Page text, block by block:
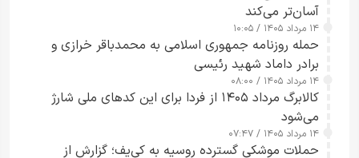
آسان‌تر می‌کند
۱۴ مرداد ۱۴۰۵ / ۱۰:۰۵
حمله روزنامه جمهوری اسلامی به محمدباقر خرازی و
برادر داماد شهید رئیسی
۱۴ مرداد ۱۴۰۵ / ۰۸:۰۰
کالابرگ مرداد ۱۴۰۵ از فردا برای این کدهای ملی شارژ
می‌شود
۱۴ مرداد ۱۴۰۵ / ۰۷:۴۷
حملات موشکی گسترده روسیه به کی‌یف؛ گزارش از